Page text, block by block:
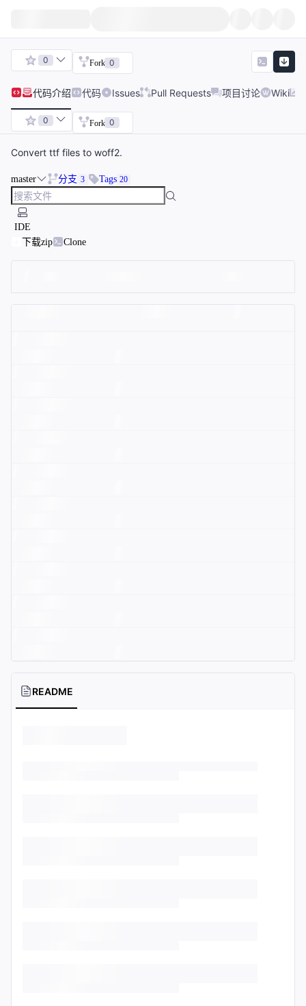
0 Fork 0
代码介绍 代码 Issues Pull Requests 项目讨论 Wiki
0 Fork 0
Convert ttf files to woff2.
master 分支 3 Tags 20
IDE
下载zip
Clone
README